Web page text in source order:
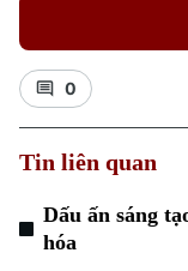
0
Tin liên quan
Dấu ấn sáng
hóa